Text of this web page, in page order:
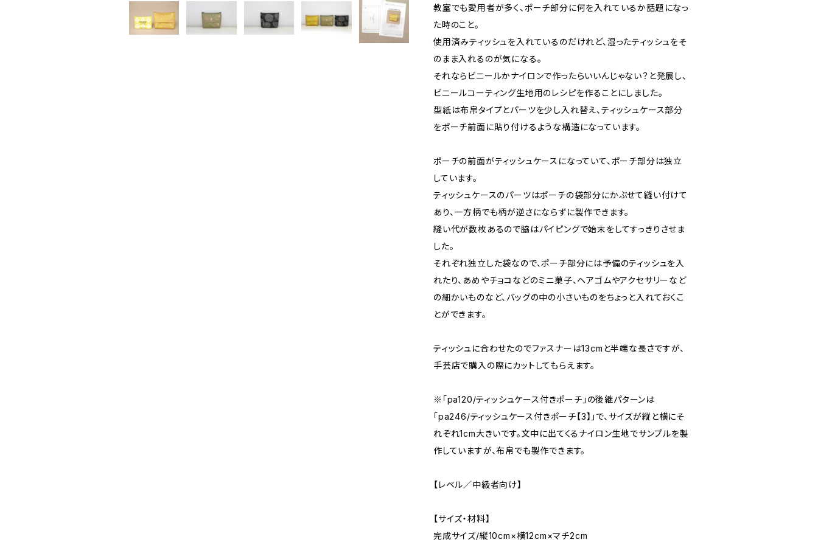
教室でも愛用者が多く、ポーチ部分に何を入れているか話題になっ
た時のこと。
使用済みティッシュを入れているのだけれど、湿ったティッシュをそ
のまま入れるのが気になる。
それならビニールかナイロンで作ったらいいんじゃない？と発展し、
ビニールコーティング生地用のレシピを作ることにしました。
型紙は布帛タイプとパーツを少し入れ替え、ティッシュケース部分
をポーチ前面に貼り付けるような構造になっています。
ポーチの前面がティッシュケースになっていて、ポーチ部分は独立
しています。
ティッシュケースのパーツはポーチの袋部分にかぶせて縫い付けて
あり、一方柄でも柄が逆さにならずに製作できます。
縫い代が数枚あるので脇はパイピングで始末をしてすっきりさせま
した。
それぞれ独立した袋なので、ポーチ部分には予備のティッシュを入
れたり、あめやチョコなどのミニ菓子、ヘアゴムやアクセサリーなど
の細かいものなど、バッグの中の小さいものをちょっと入れておくこ
とができます。
ティッシュに合わせたのでファスナーは13cmと半端な長さですが、
手芸店で購入の際にカットしてもらえます。
※「pa120/ティッシュケース付きポーチ」の後継パターンは
「pa246/ティッシュケース付きポーチ【3】」で、サイズが縦と横にそ
れぞれ1cm大きいです。文中に出てくるナイロン生地でサンプルを製
作していますが、布帛でも製作できます。
【レベル／中級者向け】
【サイズ・材料】
完成サイズ/縦10cm×横12cm×マチ2cm